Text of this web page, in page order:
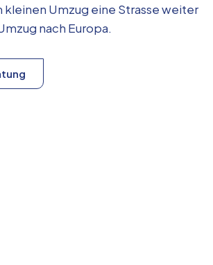
kleinen Umzug eine Strasse weiter
nach Europa.